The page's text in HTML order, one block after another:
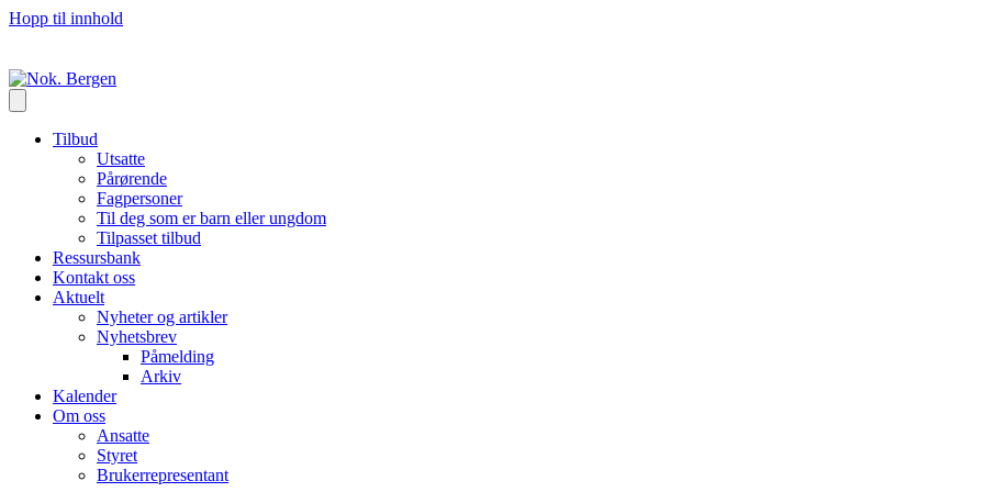
Hopp til innhold
Tilbud
Utsatte
Pårørende
Fagpersoner
Til deg som er barn eller ungdom
Tilpasset tilbud
Ressursbank
Kontakt oss
Aktuelt
Nyheter og artikler
Nyhetsbrev
Påmelding
Arkiv
Kalender
Om oss
Ansatte
Styret
Brukerrepresentant